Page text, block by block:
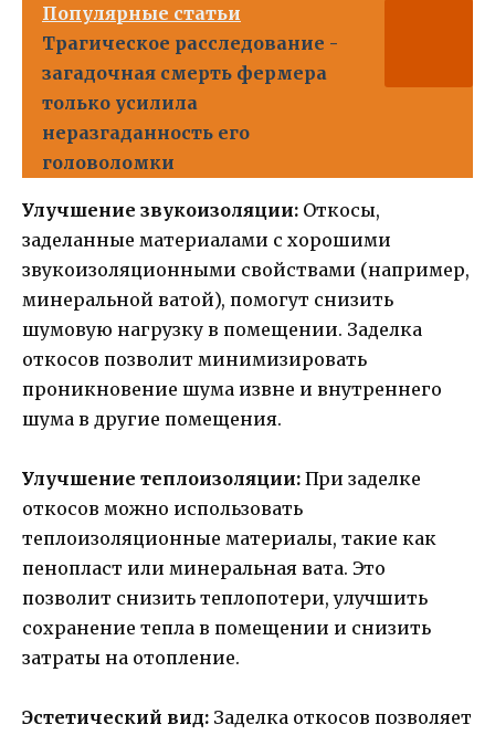
Популярные статьи
Трагическое расследование -
загадочная смерть фермера
только усилила
неразгаданность его
головоломки
Улучшение звукоизоляции: Откосы,
заделанные материалами с хорошими
звукоизоляционными свойствами (например,
минеральной ватой), помогут снизить
шумовую нагрузку в помещении. Заделка
откосов позволит минимизировать
проникновение шума извне и внутреннего
шума в другие помещения.
Улучшение теплоизоляции: При заделке
откосов можно использовать
теплоизоляционные материалы, такие как
пенопласт или минеральная вата. Это
позволит снизить теплопотери, улучшить
сохранение тепла в помещении и снизить
затраты на отопление.
Эстетический вид: Заделка откосов позволяет